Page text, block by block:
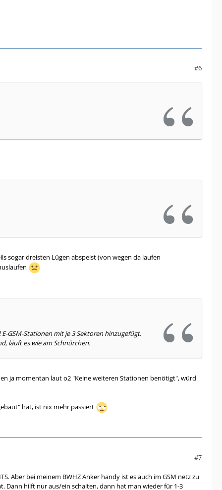
#6
sogar dreisten Lügen abspeist (von wegen da laufen
GSM-Stationen mit je 3 Sektoren hinzugefügt.
läuft es wie am Schnürchen.
ja momentan laut o2 "Keine weiteren Stationen benötigt", würd
hat, ist nix mehr passiert
#7
Aber bei meinem BWHZ Anker handy ist es auch im GSM netz zu
Dann hilft nur aus/ein schalten, dann hat man wieder für 1-3